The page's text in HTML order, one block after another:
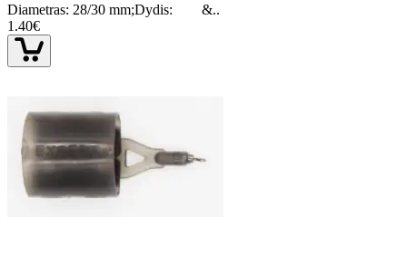
Diametras: 28/30 mm;Dydis: &..
1.40€